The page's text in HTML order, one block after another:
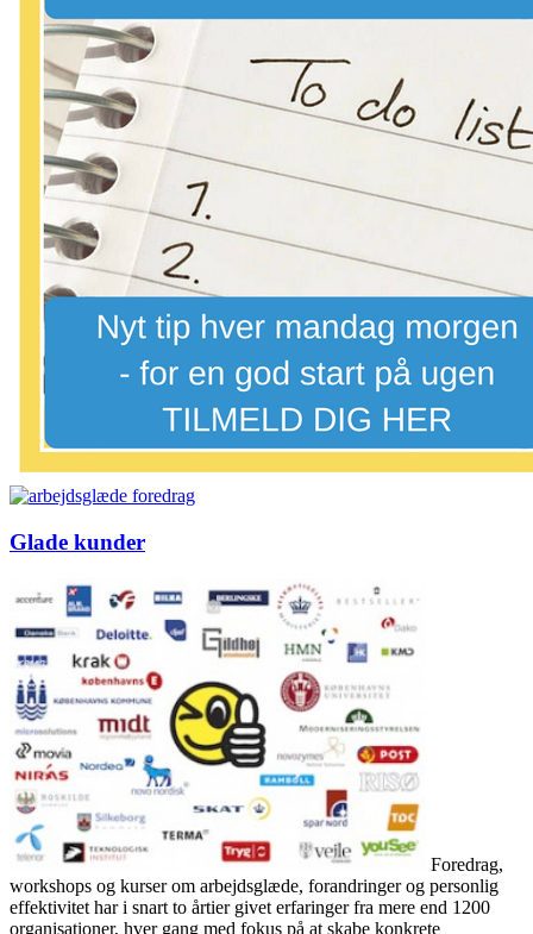
Glade kunder
Foredrag,
workshops og kurser om arbejdsglæde, forandringer og personlig
effektivitet har i snart to årtier givet erfaringer fra mere end 1200
organisationer, hver gang med fokus på at skabe konkrete